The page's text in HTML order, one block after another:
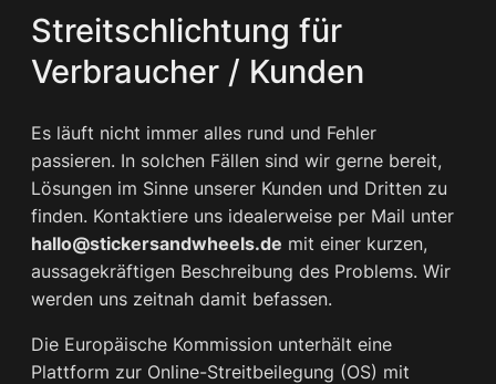
Streitschlichtung für
Verbraucher / Kunden
Es läuft nicht immer alles rund und Fehler
passieren. In solchen Fällen sind wir gerne bereit,
Lösungen im Sinne unserer Kunden und Dritten zu
finden. Kontaktiere uns idealerweise per Mail unter
hallo@stickersandwheels.de mit einer kurzen,
aussagekräftigen Beschreibung des Problems. Wir
werden uns zeitnah damit befassen.
Die Europäische Kommission unterhält eine
Plattform zur Online-Streitbeilegung (OS) mit